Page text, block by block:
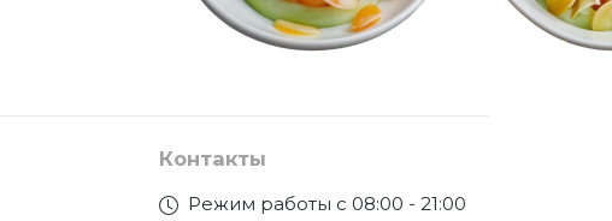
Контакты
Режим работы с 08:00 - 21:00